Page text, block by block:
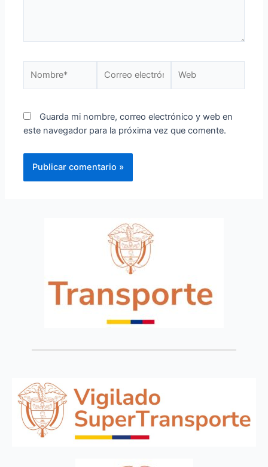
Guarda mi nombre, correo electrónico y web en
este navegador para la próxima vez que comente.